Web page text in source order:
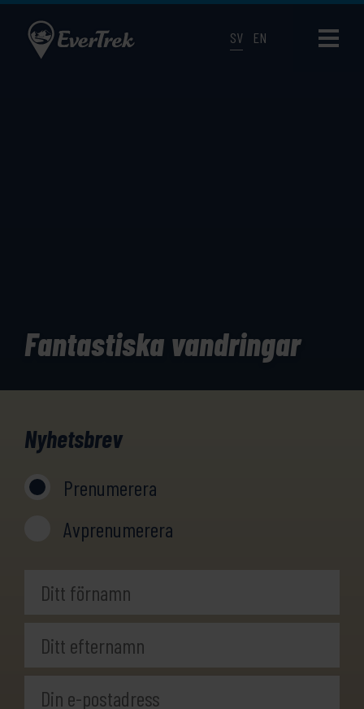
SV EN
Fantastiska vandringar
Nyhetsbrev
Prenumerera
Avprenumerera